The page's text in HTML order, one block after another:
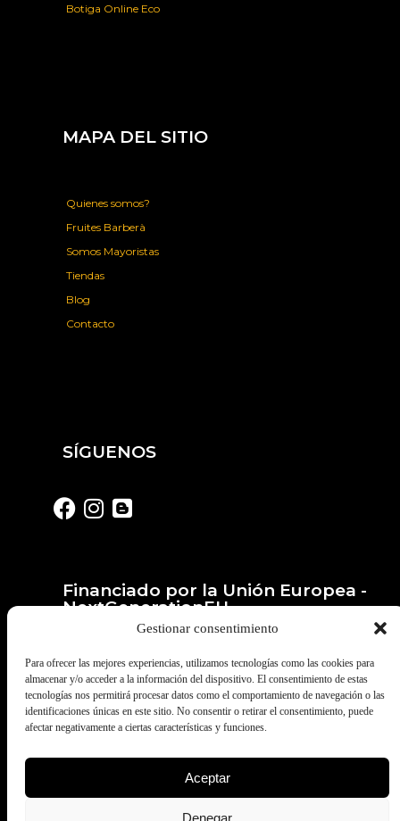
Gestionar consentimiento
Para ofrecer las mejores experiencias, utilizamos tecnologías como las cookies para
almacenar y/o acceder a la información del dispositivo. El consentimiento de estas
tecnologías nos permitirá procesar datos como el comportamiento de navegación o las
identificaciones únicas en este sitio. No consentir o retirar el consentimiento, puede
afectar negativamente a ciertas características y funciones.
Aceptar
Denegar
Botiga Online Eco
MAPA DEL SITIO
Quienes somos?
Fruites Barberà
Somos Mayoristas
Tiendas
Blog
Contacto
SÍGUENOS
Financiado por la Unión Europea -
NextGenerationEU
Fruites Barberà. Desarrollado por